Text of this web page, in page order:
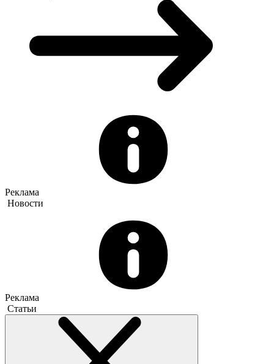
Реклама
Новости
Реклама
Статьи